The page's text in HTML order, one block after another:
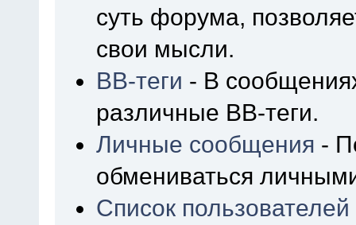
суть форума,
свои мысли.
BB-теги - В
различные BB-теги.
Личные сообщения -
обмениваться
Список пользователей